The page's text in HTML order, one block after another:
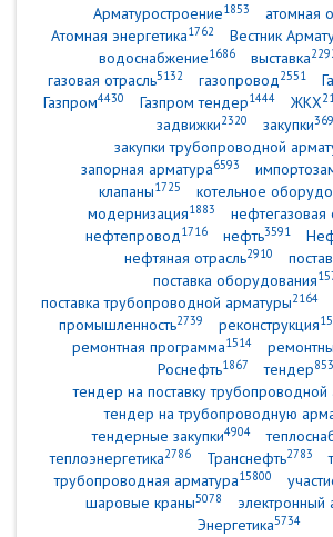
Арматуростроение1853 атомная
Атомная энергетика1762 Вестник
водоснабжение1686 выставка
газовая отрасль5132 газопровод2551
Газпром4430 Газпром тендер1444 ЖКХ
задвижки2320 закупки
закупки трубопроводной
запорная арматура6593
клапаны1725 котельное
модернизация1883 нефтегазовая
нефтепровод1716 нефть3591
нефтяная отрасль2910
поставка оборудования
поставка трубопроводной арматуры2164
промышленность2739 реконструкция
ремонтная программа1514
Роснефть1867 тендер
тендер на поставку трубопроводной
тендер на трубопроводную
тендерные закупки4904
теплоэнергетика2786 Транснефть2783
трубопроводная арматура15800
шаровые краны5078 электронный
Энергетика5734